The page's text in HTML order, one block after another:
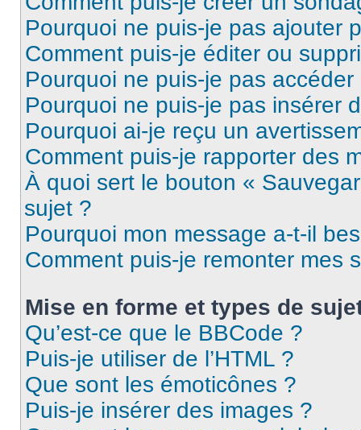
Pourquoi ne puis-je pas ajouter
Comment puis-je éditer ou
Pourquoi ne puis-je pas
Pourquoi ne puis-je pas insérer
Pourquoi ai-je reçu un
Comment puis-je rapporter des
À quoi sert le bouton «
sujet ?
Pourquoi mon message a-t-il
Comment puis-je remonter mes
Mise en forme et types de
Qu’est-ce que le BBCode ?
Puis-je utiliser de l’HTML ?
Que sont les émoticônes ?
Puis-je insérer des images ?